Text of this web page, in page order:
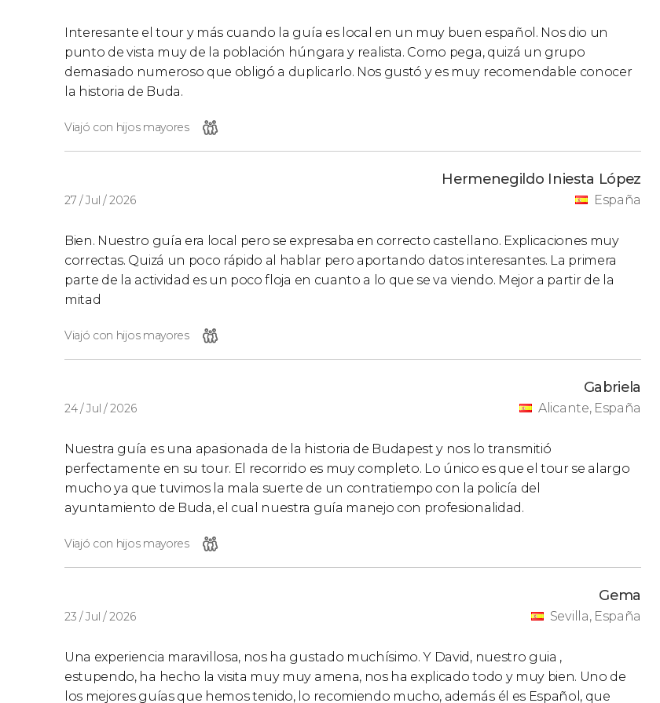
Interesante el tour y más cuando la guía es local en un muy buen español. Nos dio un
punto de vista muy de la población húngara y realista. Como pega, quizá un grupo
demasiado numeroso que obligó a duplicarlo. Nos gustó y es muy recomendable conocer
la historia de Buda.
Viajó con hijos mayores
27 / Jul / 2026
Hermenegildo Iniesta López
España
Bien. Nuestro guía era local pero se expresaba en correcto castellano. Explicaciones muy
correctas. Quizá un poco rápido al hablar pero aportando datos interesantes. La primera
parte de la actividad es un poco floja en cuanto a lo que se va viendo. Mejor a partir de la
mitad
Viajó con hijos mayores
24 / Jul / 2026
Gabriela
Alicante, España
Nuestra guía es una apasionada de la historia de Budapest y nos lo transmitió
perfectamente en su tour. El recorrido es muy completo. Lo único es que el tour se alargo
mucho ya que tuvimos la mala suerte de un contratiempo con la policía del
ayuntamiento de Buda, el cual nuestra guía manejo con profesionalidad.
Viajó con hijos mayores
23 / Jul / 2026
Gema
Sevilla, España
Una experiencia maravillosa, nos ha gustado muchísimo. Y David, nuestro guia ,
estupendo, ha hecho la visita muy muy amena, nos ha explicado todo y muy bien. Uno de
los mejores guías que hemos tenido, lo recomiendo mucho, además él es Español, que